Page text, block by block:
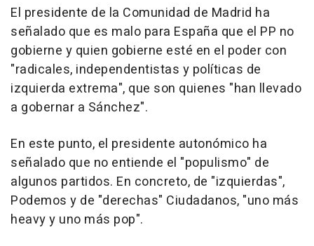
El presidente de la Comunidad de Madrid ha
señalado que es malo para España que el PP no
gobierne y quien gobierne esté en el poder con
"radicales, independentistas y políticas de
izquierda extrema", que son quienes "han llevado
a gobernar a Sánchez".
En este punto, el presidente autonómico ha
señalado que no entiende el "populismo" de
algunos partidos. En concreto, de "izquierdas",
Podemos y de "derechas" Ciudadanos, "uno más
heavy y uno más pop".